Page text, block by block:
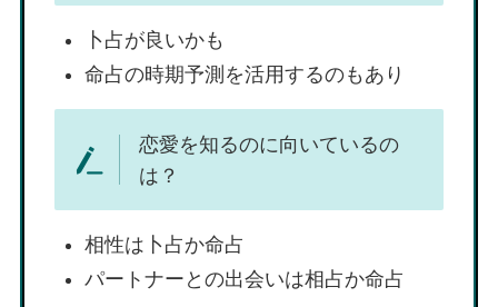
卜占が良いかも
命占の時期予測を活用するのもあり
恋愛を知るのに向いているの
は？
相性は卜占か命占
パートナーとの出会いは相占か命占